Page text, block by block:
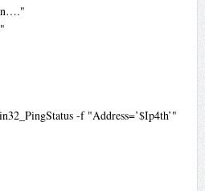
-f "Address=’$Ip4th’"